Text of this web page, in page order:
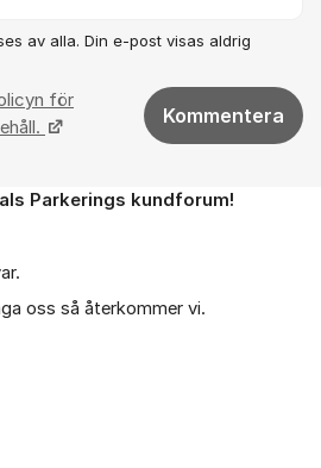
av alla. Din e-post visas aldrig
för
Kommentera
Parkerings kundforum!
oss så återkommer vi.